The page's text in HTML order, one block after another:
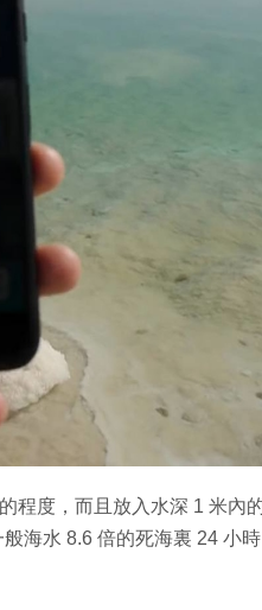
程度，而且放入水深 1 米內
海水 8.6 倍的死海裏 24 小